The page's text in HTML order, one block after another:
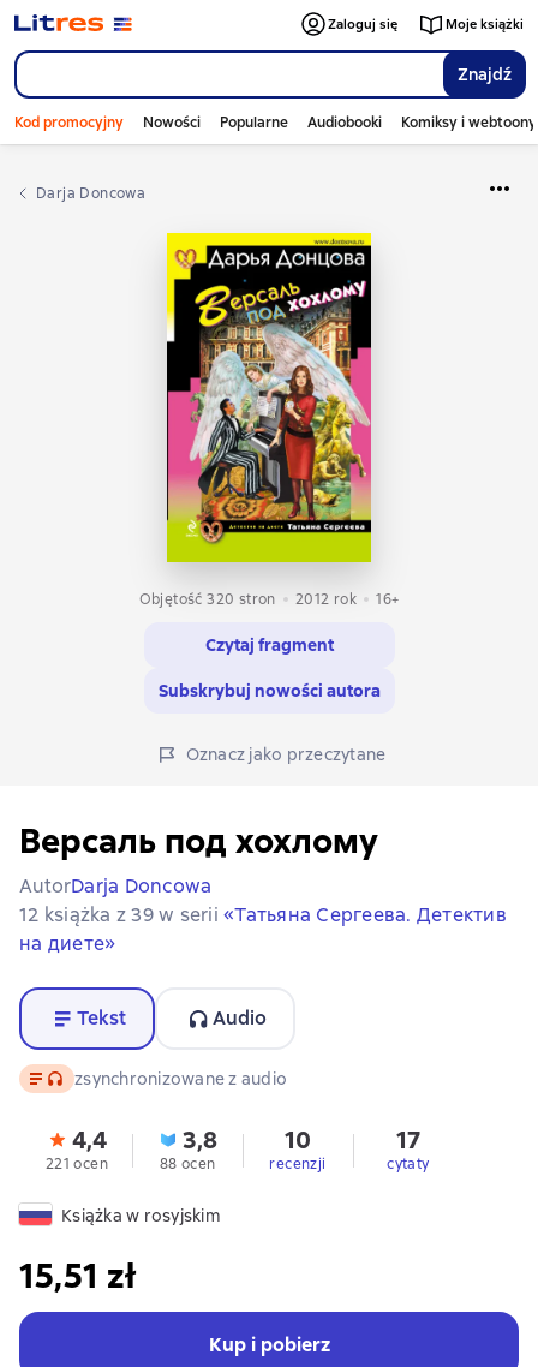
Znajdź
Zaloguj się Moje książki
Kod promocyjny Nowości Popularne Audiobooki Komiksy i webtoony
Darja Doncowa
Objętość 320 stron 2012 rok 16+
Czytaj fragment
Subskrybuj nowości autora
Oznacz jako przeczytane
Версаль под хохлому
AutorDarja Doncowa
12 książka z 39 w serii «Татьяна Сергеева. Детектив
на диете»
Tekst Audio
Tekst, format audio dostępny
zsynchronizowane z audio
4,4
221 ocen
3,8
88 ocen
10
recenzji
17
cytaty
Książka w rosyjskim
15,51 zł
Kup i pobierz